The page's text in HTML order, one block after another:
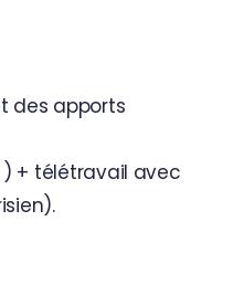
des apports
) + télétravail avec